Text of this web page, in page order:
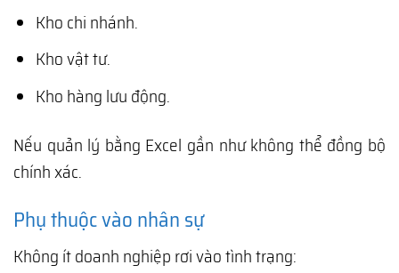
Kho chi nhánh.
Kho vật tư.
Kho hàng lưu động.
Nếu quản lý bằng Excel gần như không thể đồng bộ
chính xác.
Phụ thuộc vào nhân sự
Không ít doanh nghiệp rơi vào tình trạng: